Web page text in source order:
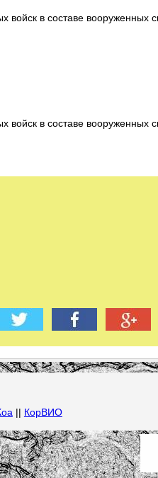
в составе вооруженных
в составе вооруженных
|| КорВИО